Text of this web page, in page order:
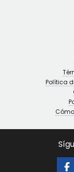
Política